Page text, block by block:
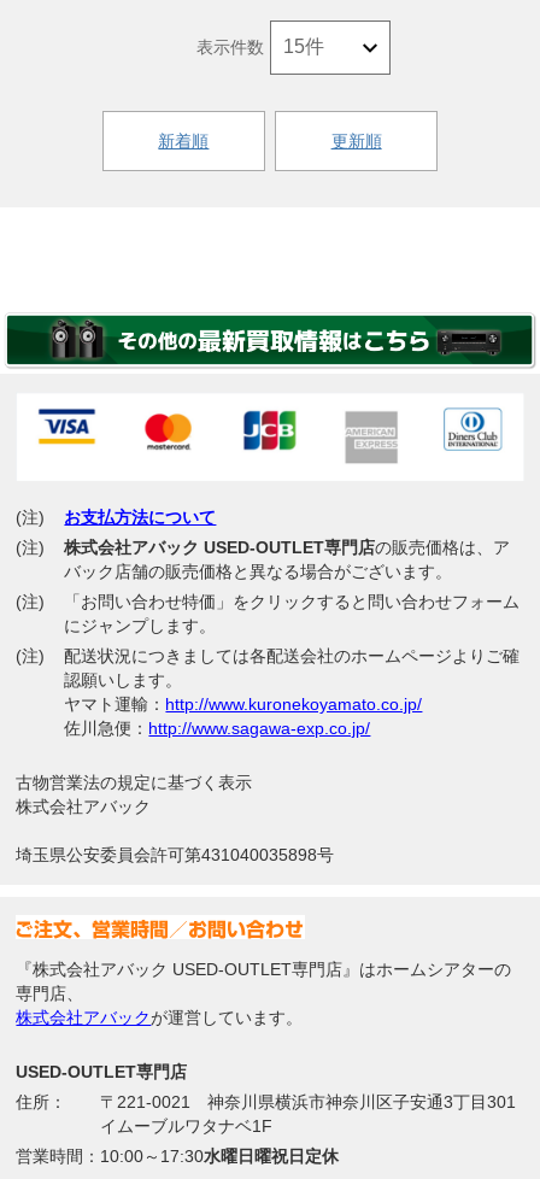
新着順 更新順
表示件数
(注)
お支払方法について
(注)
株式会社アバック USED-OUTLET専門店の販売価格は、ア
バック店舗の販売価格と異なる場合がございます。
(注)
「お問い合わせ特価」をクリックすると問い合わせフォーム
にジャンプします。
(注)
配送状況につきましては各配送会社のホームページよりご確
認願いします。
ヤマト運輸： http://www.kuronekoyamato.co.jp/
佐川急便： http://www.sagawa-exp.co.jp/
古物営業法の規定に基づく表示
株式会社アバック
埼玉県公安委員会許可第431040035898号
『株式会社アバック USED-OUTLET専門店』はホームシアターの
専門店、
株式会社アバックが運営しています。
USED-OUTLET専門店
住所：
〒221-0021 神奈川県横浜市神奈川区子安通3丁目301
イムーブルワタナベ1F
営業時間： 10:00～17:30水曜日曜祝日定休